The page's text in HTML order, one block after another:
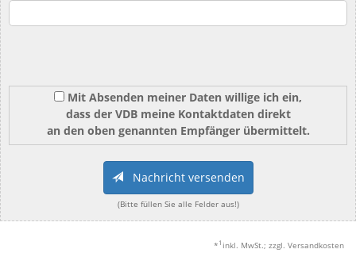
Mit Absenden meiner Daten willige ich ein,
dass der VDB meine Kontaktdaten direkt
an den oben genannten Empfänger übermittelt.
Nachricht versenden
(Bitte füllen Sie alle Felder aus!)
* 1 inkl. MwSt.; zzgl. Versandkosten